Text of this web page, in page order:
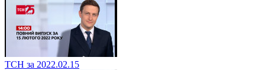
ТСН за 2022.02.15